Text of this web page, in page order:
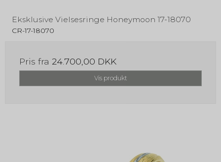
Eksklusive Vielsesringe Honeymoon 17-18070
CR-17-18070
Pris fra 24.700,00 DKK
Vis produkt